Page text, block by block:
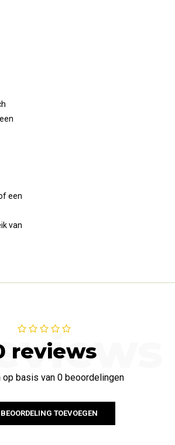
een
van
reviews
op basis van 0 beoordelingen
TOEVOEGEN